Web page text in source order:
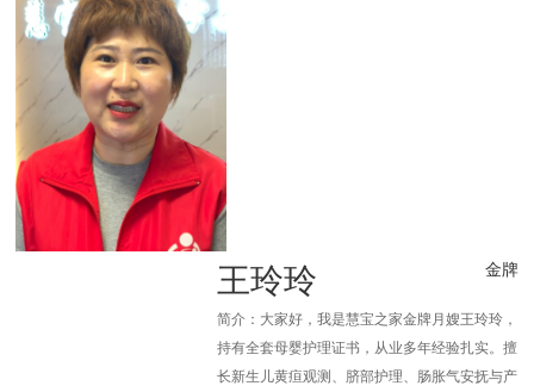
王玲玲 金牌
简介：大家好，我是慧宝之家金牌月嫂王玲玲，
持有全套母婴护理证书，从业多年经验扎实。擅
长新生儿黄疸观测、脐部护理、肠胀气安抚与产